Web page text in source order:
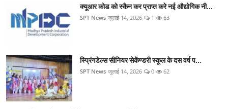
क्यूआर कोड को स्कैन कर प्राप्त करे नई औद्योगिक नी...
SPT News जुलाई 14, 2026 1 63
स्प्रिंगडेल्स सीनियर सेकेंण्डरी स्कूल के दस वर्ष प...
SPT News जुलाई 14, 2026 0 62